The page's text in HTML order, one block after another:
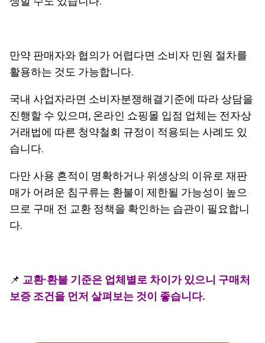
만약 판매자와 협의가 어렵다면 소비자 민원 절차를
활용하는 것도 가능합니다.
국내 사업자라면 소비자분쟁해결기준에 따라 상담을
진행할 수 있으며, 온라인 쇼핑몰 입점 업체는 전자상
거래법에 따른 청약철회 규정이 적용되는 사례도 있
습니다.
다만 사용 흔적이 명확하거나 위생상의 이유로 재판
매가 어려운 침구류는 환불이 제한될 가능성이 높으
므로 구매 전 교환 정책을 확인하는 습관이 필요합니
다.
📌 교환·환불 기준은 업체별로 차이가 있으니 구매처
보증 조건을 먼저 살펴보는 것이 좋습니다.